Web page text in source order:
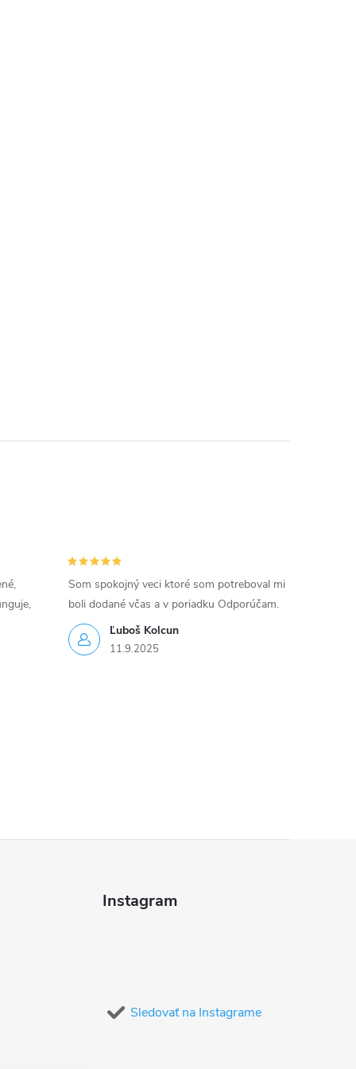
Ľuboš Kolcun
11.9.2025
Som spokojný veci ktoré som potreboval mi
boli dodané včas a v poriadku Odporúčam.
Instagram
Sledovať na Instagrame